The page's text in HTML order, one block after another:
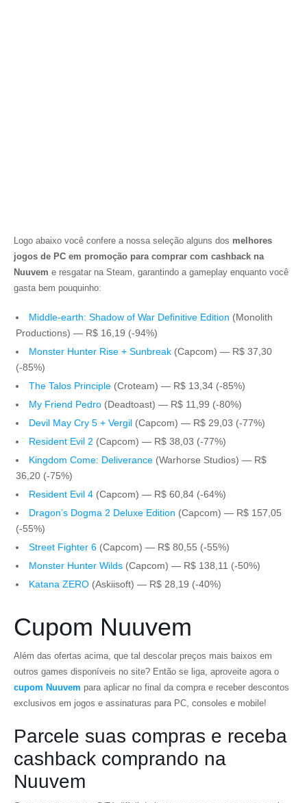
Logo abaixo você confere a nossa seleção alguns dos melhores
jogos de PC em promoção para comprar com cashback na
Nuuvem e resgatar na Steam, garantindo a gameplay enquanto você
gasta bem pouquinho:
Middle-earth: Shadow of War Definitive Edition (Monolith
Productions) — R$ 16,19 (-94%)
Monster Hunter Rise + Sunbreak (Capcom) — R$ 37,30
(-85%)
The Talos Principle (Croteam) — R$ 13,34 (-85%)
My Friend Pedro (Deadtoast) — R$ 11,99 (-80%)
Devil May Cry 5 + Vergil (Capcom) — R$ 29,03 (-77%)
Resident Evil 2 (Capcom) — R$ 38,03 (-77%)
Kingdom Come: Deliverance (Warhorse Studios) — R$
36,20 (-75%)
Resident Evil 4 (Capcom) — R$ 60,84 (-64%)
Dragon’s Dogma 2 Deluxe Edition (Capcom) — R$ 157,05
(-55%)
Street Fighter 6 (Capcom) — R$ 80,55 (-55%)
Monster Hunter Wilds (Capcom) — R$ 138,11 (-50%)
Katana ZERO (Askiisoft) — R$ 28,19 (-40%)
Cupom Nuuvem
Além das ofertas acima, que tal descolar preços mais baixos em
outros games disponíveis no site? Então se liga, aproveite agora o
cupom Nuuvem para aplicar no final da compra e receber descontos
exclusivos em jogos e assinaturas para PC, consoles e mobile!
Parcele suas compras e receba
cashback comprando na
Nuuvem